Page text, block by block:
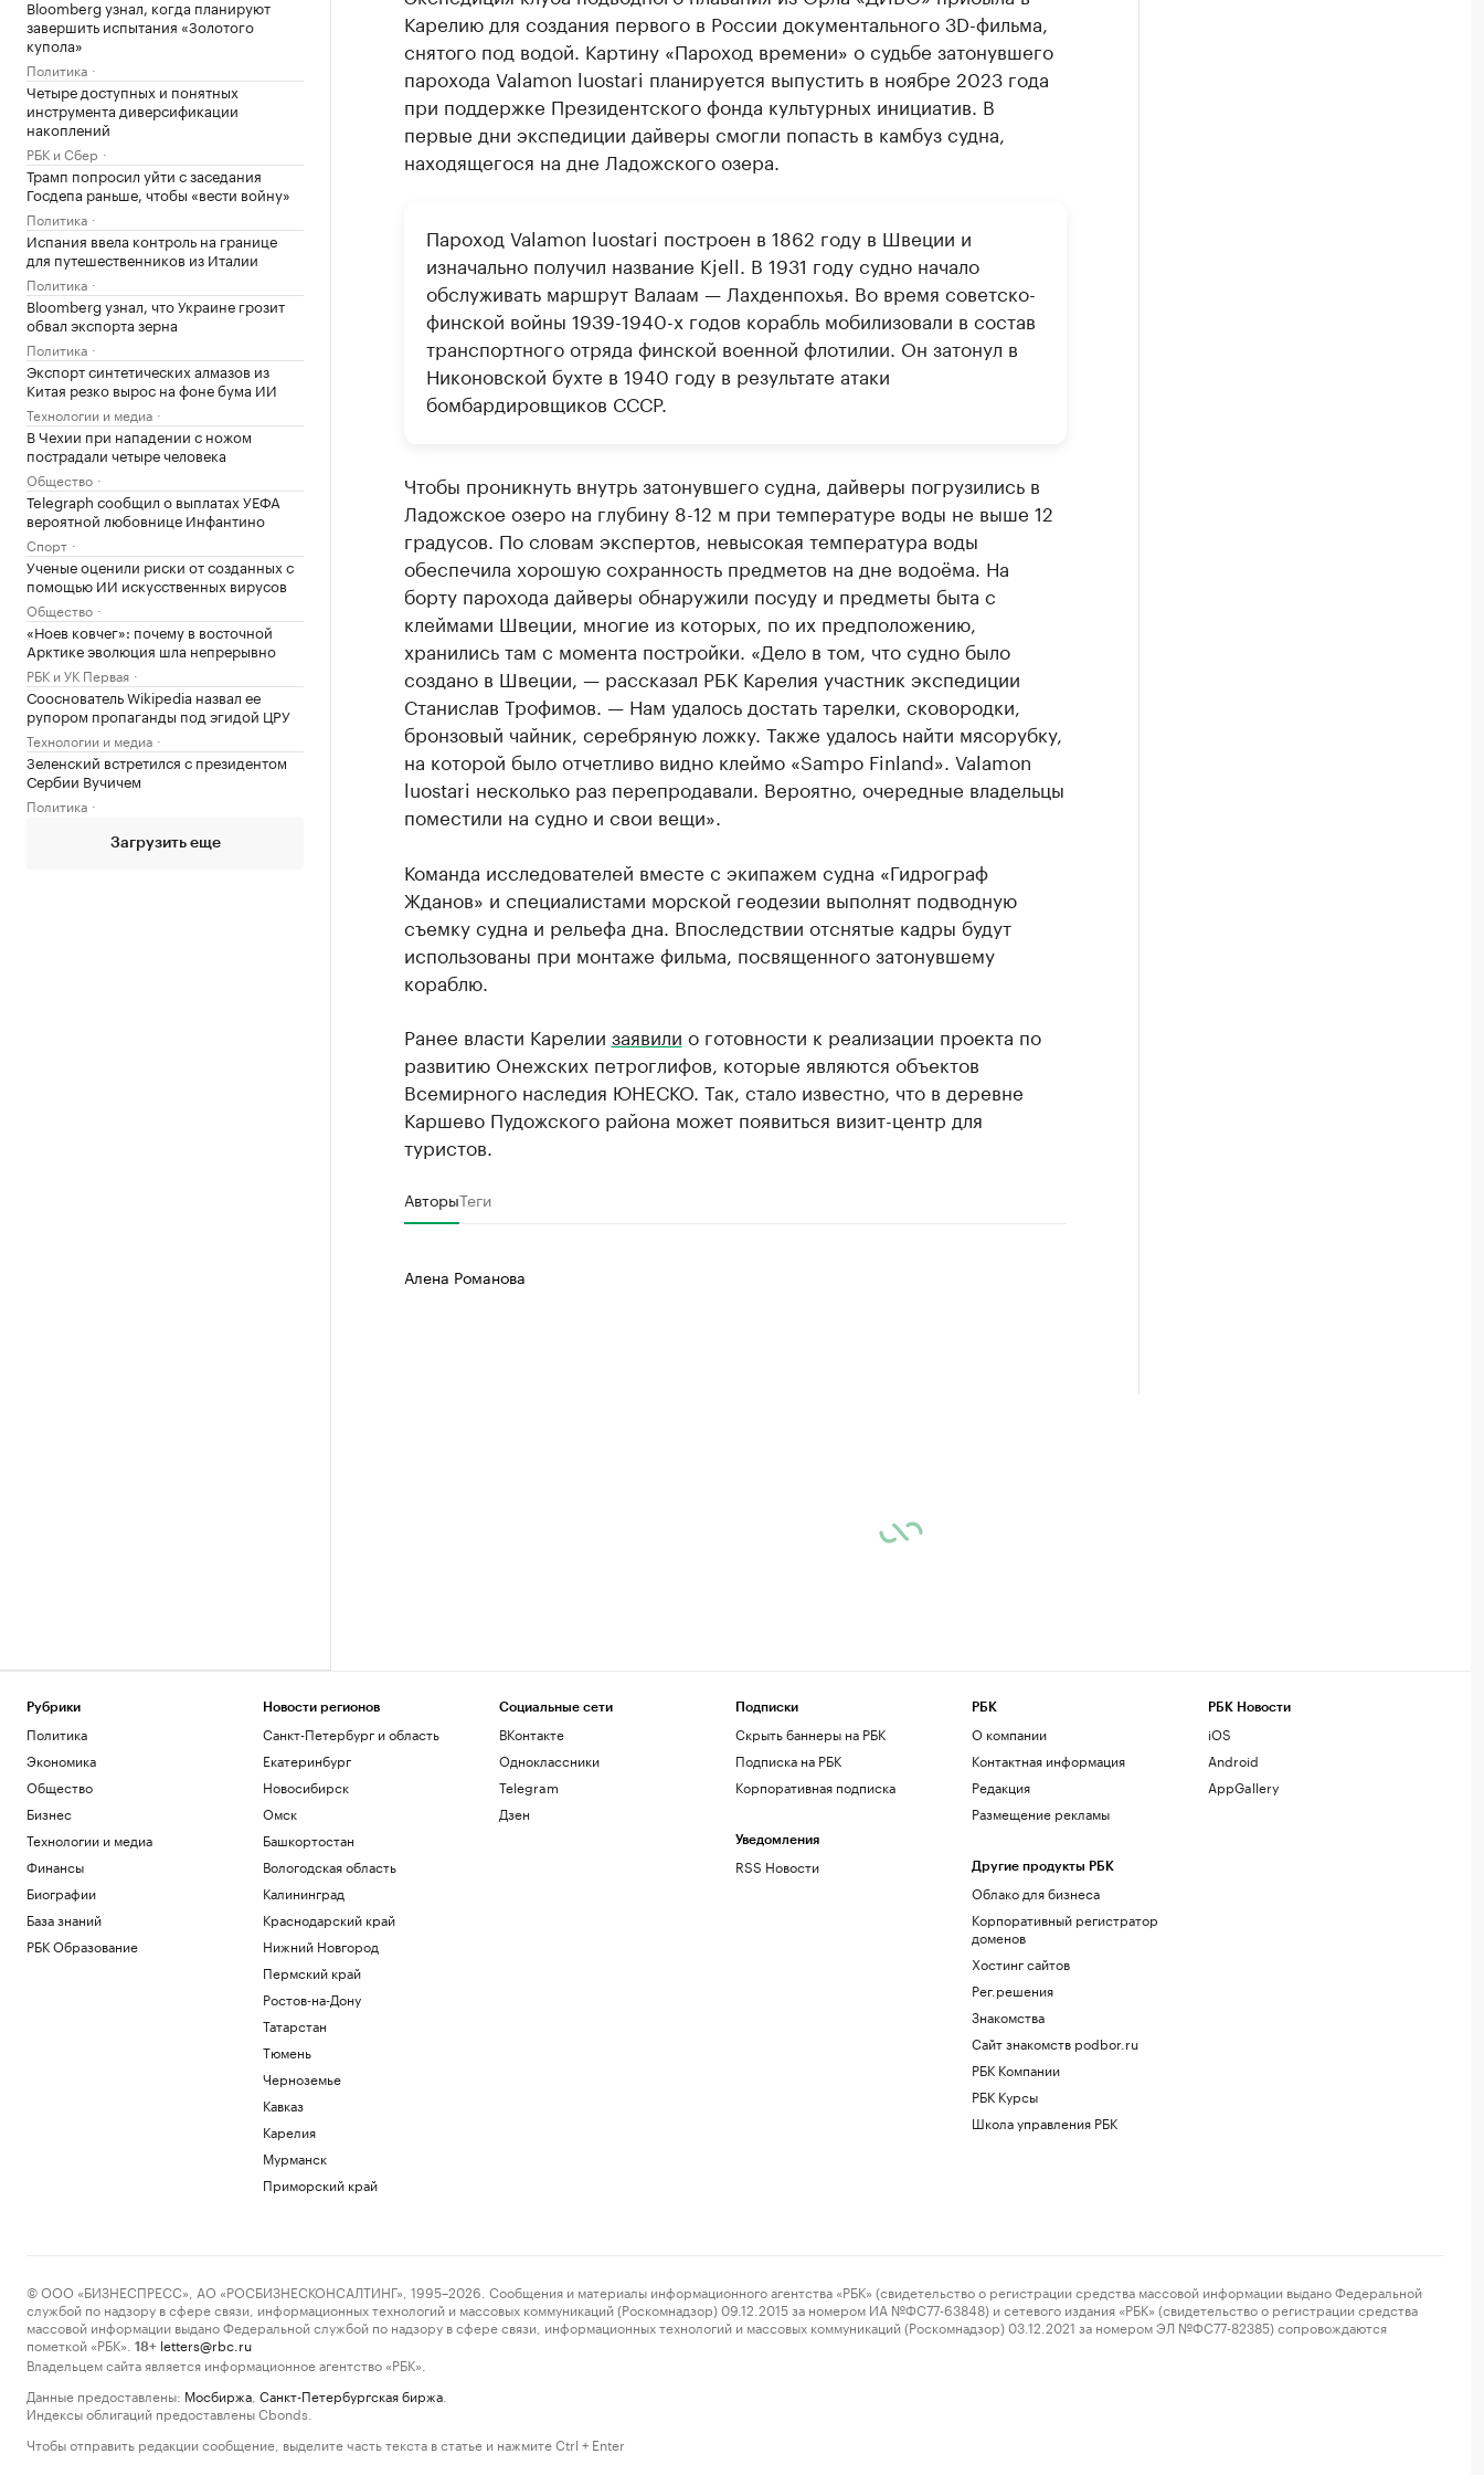
Bloomberg узнал, когда планируют
завершить испытания «Золотого
купола»
Политика
Четыре доступных и понятных
инструмента диверсификации
накоплений
РБК и Сбер
Трамп попросил уйти с заседания
Госдепа раньше, чтобы «вести войну»
Политика
Испания ввела контроль на границе
для путешественников из Италии
Политика
Bloomberg узнал, что Украине грозит
обвал экспорта зерна
Политика
Экспорт синтетических алмазов из
Китая резко вырос на фоне бума ИИ
Технологии и медиа
В Чехии при нападении с ножом
пострадали четыре человека
Общество
Telegraph сообщил о выплатах УЕФА
вероятной любовнице Инфантино
Спорт
Ученые оценили риски от созданных с
помощью ИИ искусственных вирусов
Общество
«Ноев ковчег»: почему в восточной
Арктике эволюция шла непрерывно
РБК и УК Первая
Сооснователь Wikipedia назвал ее
рупором пропаганды под эгидой ЦРУ
Технологии и медиа
Зеленский встретился с президентом
Сербии Вучичем
Политика
Загрузить еще
Карелию для создания первого в России документального 3D-фильма,
снятого под водой. Картину «Пароход времени» о судьбе затонувшего
парохода Valamon luostari планируется выпустить в ноябре 2023 года
при поддержке Президентского фонда культурных инициатив. В
первые дни экспедиции дайверы смогли попасть в камбуз судна,
находящегося на дне Ладожского озера.
Пароход Valamon luostari построен в 1862 году в Швеции и
изначально получил название Kjell. В 1931 году судно начало
обслуживать маршрут Валаам — Лахденпохья. Во время советско-
финской войны 1939-1940-х годов корабль мобилизовали в состав
транспортного отряда финской военной флотилии. Он затонул в
Никоновской бухте в 1940 году в результате атаки
бомбардировщиков СССР.
Чтобы проникнуть внутрь затонувшего судна, дайверы погрузились в
Ладожское озеро на глубину 8-12 м при температуре воды не выше 12
градусов. По словам экспертов, невысокая температура воды
обеспечила хорошую сохранность предметов на дне водоёма. На
борту парохода дайверы обнаружили посуду и предметы быта с
клеймами Швеции, многие из которых, по их предположению,
хранились там с момента постройки. «Дело в том, что судно было
создано в Швеции, — рассказал РБК Карелия участник экспедиции
Станислав Трофимов. — Нам удалось достать тарелки, сковородки,
бронзовый чайник, серебряную ложку. Также удалось найти мясорубку,
на которой было отчетливо видно клеймо «Sampo Finland». Valamon
luostari несколько раз перепродавали. Вероятно, очередные владельцы
поместили на судно и свои вещи».
Команда исследователей вместе с экипажем судна «Гидрограф
Жданов» и специалистами морской геодезии выполнят подводную
съемку судна и рельефа дна. Впоследствии отснятые кадры будут
использованы при монтаже фильма, посвященного затонувшему
кораблю.
Ранее власти Карелии заявили о готовности к реализации проекта по
развитию Онежских петроглифов, которые являются объектов
Всемирного наследия ЮНЕСКО. Так, стало известно, что в деревне
Каршево Пудожского района может появиться визит-центр для
туристов.
АвторыТеги
Алена Романова
Рубрики
Политика
Экономика
Общество
Бизнес
Технологии и медиа
Финансы
Биографии
База знаний
РБК Образование
Новости регионов
Санкт-Петербург и область
Екатеринбург
Новосибирск
Омск
Башкортостан
Вологодская область
Калининград
Краснодарский край
Нижний Новгород
Пермский край
Ростов-на-Дону
Татарстан
Тюмень
Черноземье
Кавказ
Карелия
Мурманск
Приморский край
Социальные сети
ВКонтакте
Одноклассники
Telegram
Дзен
Подписки
Скрыть баннеры на РБК
Подписка на РБК
Корпоративная подписка
Уведомления
RSS Новости
РБК
О компании
Контактная информация
Редакция
Размещение рекламы
Другие продукты РБК
Облако для бизнеса
Корпоративный регистратор
доменов
Хостинг сайтов
Рег.решения
Знакомства
Сайт знакомств podbor.ru
РБК Компании
РБК Курсы
Школа управления РБК
РБК Новости
iOS
Android
AppGallery
© ООО «БИЗНЕСПРЕСС», АО «РОСБИЗНЕСКОНСАЛТИНГ», 1995–2026. Сообщения и материалы информационного агентства «РБК» (свидетельство о регистрации средства массовой информации выдано Федеральной
службой по надзору в сфере связи, информационных технологий и массовых коммуникаций (Роскомнадзор) 09.12.2015 за номером ИА №ФС77-63848) и сетевого издания «РБК» (свидетельство о регистрации средства
массовой информации выдано Федеральной службой по надзору в сфере связи, информационных технологий и массовых коммуникаций (Роскомнадзор) 03.12.2021 за номером ЭЛ №ФС77-82385) сопровождаются
пометкой «РБК».
18+ letters@rbc.ru
Владельцем сайта является информационное агентство «РБК».
Данные предоставлены: Мосбиржа Санкт-Петербургская биржа
Индексы облигаций предоставлены Cbonds.
Чтобы отправить редакции сообщение, выделите часть текста в статье и нажмите Ctrl + Enter